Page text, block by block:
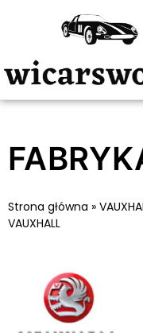
Strona główna »
VAUXHALL